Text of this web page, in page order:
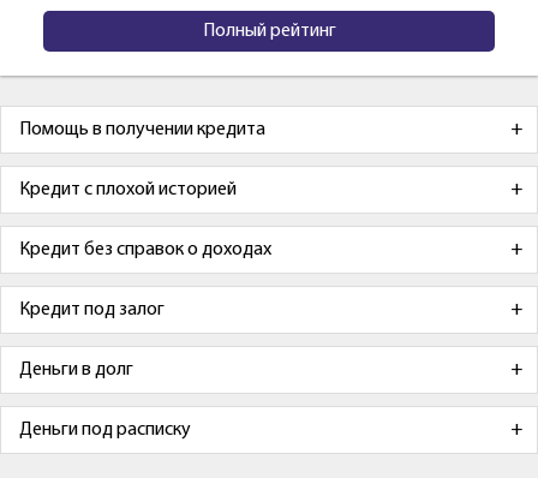
Полный рейтинг
Помощь в получении кредита
Кредит с плохой историей
Кредит без справок о доходах
Кредит под залог
Деньги в долг
Деньги под расписку